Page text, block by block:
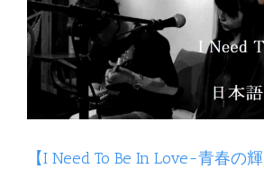
【I Need To Be In Love~青春の輝